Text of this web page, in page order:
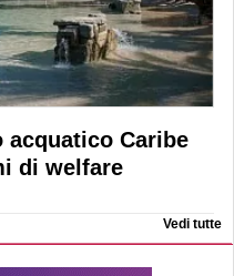
Caribe
di welfare
Vedi tutte